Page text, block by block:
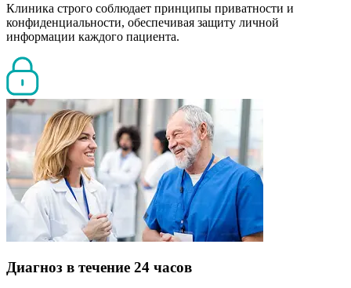
Клиника строго соблюдает принципы приватности и
конфиденциальности, обеспечивая защиту личной
информации каждого пациента.
Диагноз в течение 24 часов